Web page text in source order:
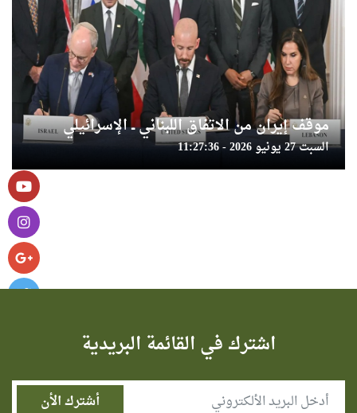
موقف إيران من الاتفاق اللبناني ــ الإسرائيلي
السبت 27 يونيو 2026 - 11:27:36
اشترك في القائمة البريدية